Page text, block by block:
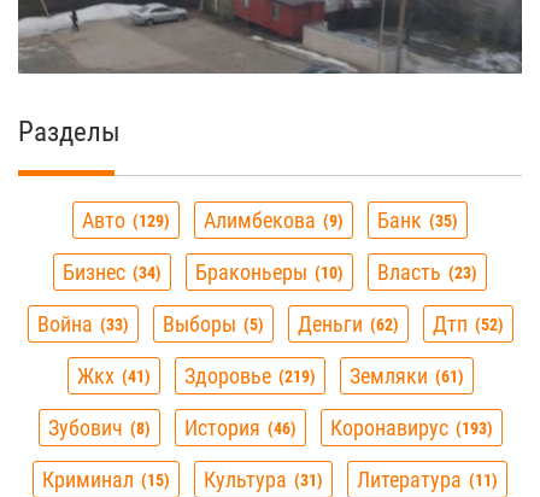
Разделы
Авто 129 Алимбекова 9 Банк 35
Бизнес 34 Браконьеры 10 Власть 23
Война 33 Выборы 5 Деньги 62 Дтп 52
Жкх 41 Здоровье 219 Земляки 61
Зубович 8 История 46 Коронавирус 193
Криминал 15 Культура 31 Литература 11